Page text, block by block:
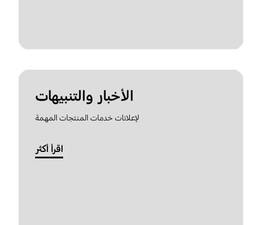
الأخبار والتنبيهات
لإعلانات خدمات المنتجات المهمة
اقرأ أكثر